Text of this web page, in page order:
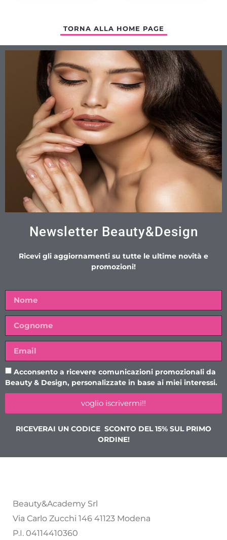
TORNA ALLA HOME PAGE
Newsletter Beauty&Design
Ricevi gli aggiornamenti su tutte le ultime novità e
promozioni!
Acconsento a ricevere comunicazioni promozionali da
Beauty & Design, personalizzate in base ai miei interessi.
voglio iscrivermi!!
RICEVERAI UN CODICE SCONTO DEL 15% SUL PRIMO
ORDINE!
Beauty&Academy Srl
Via Carlo Zucchi 146 41123 Modena
P.I. 04114410360